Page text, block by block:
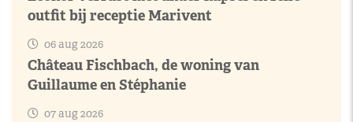
outfit bij receptie Marivent
06 aug 2026
Château Fischbach, de woning van
Guillaume en Stéphanie
07 aug 2026